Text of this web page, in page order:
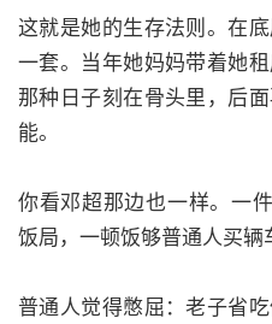
这就是她的生存法则。在
一套。当年她妈妈带着她
那种日子刻在骨头里，后
能。
你看邓超那边也一样。一
饭局，一顿饭够普通人买辆
普通人觉得憋屈：老子省